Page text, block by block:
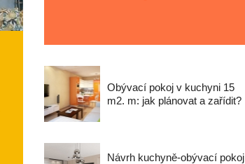
Obývací pokoj v kuchyni 15
m2. m: jak plánovat a zařídit?
Návrh kuchyně-obývací pokoj